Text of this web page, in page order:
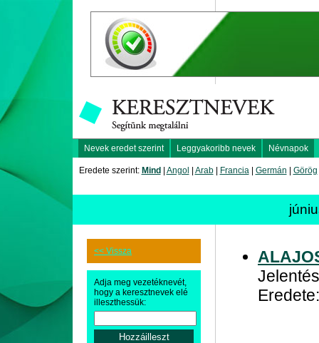
Nevek eredet szerint Leggyakoribb nevek Névnapok
Eredete szerint: Mind Angol Arab| Francia| Germán Görög
<< Vissza
Adja meg vezetéknevét,
hogy a keresztnevek elé
illeszthessük: